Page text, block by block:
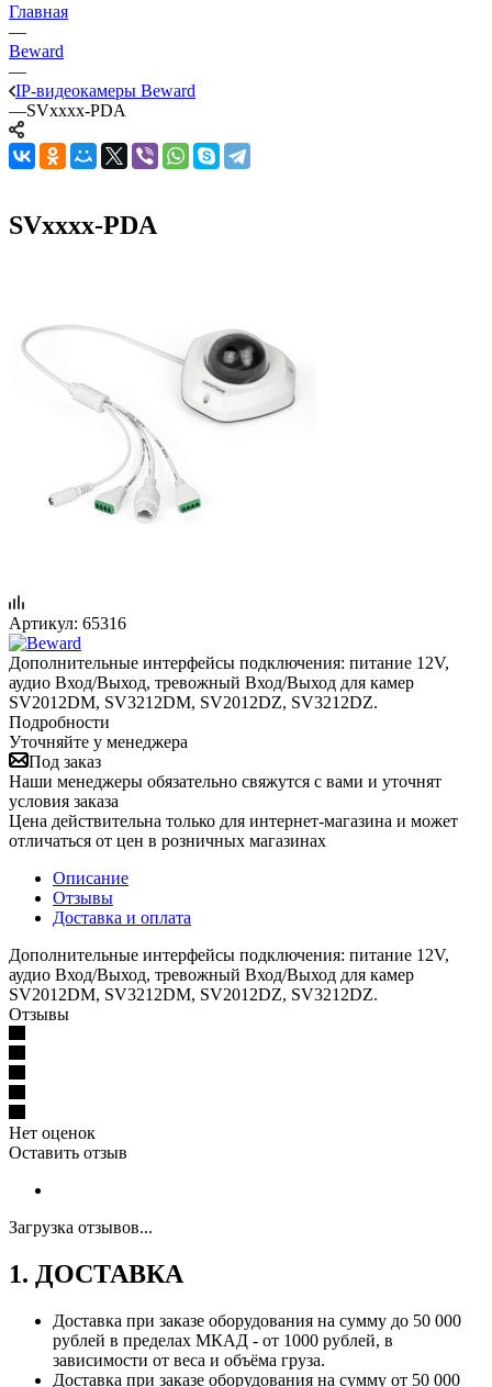
Главная
—
Beward
—
IP-видеокамеры Beward
—SVxxxx-PDA
SVxxxx-PDA
Артикул: 65316
Дополнительные интерфейсы подключения: питание 12V,
аудио Вход/Выход, тревожный Вход/Выход для камер
SV2012DM, SV3212DM, SV2012DZ, SV3212DZ.
Подробности
Уточняйте у менеджера
Под заказ
Наши менеджеры обязательно свяжутся с вами и уточнят
условия заказа
Цена действительна только для интернет-магазина и может
отличаться от цен в розничных магазинах
Описание
Отзывы
Доставка и оплата
Дополнительные интерфейсы подключения: питание 12V,
аудио Вход/Выход, тревожный Вход/Выход для камер
SV2012DM, SV3212DM, SV2012DZ, SV3212DZ.
Отзывы
Нет оценок
Оставить отзыв
Загрузка отзывов...
1. ДОСТАВКА
Доставка при заказе оборудования на сумму до 50 000
рублей в пределах МКАД - от 1000 рублей, в
зависимости от веса и объёма груза.
Доставка при заказе оборудования на сумму от 50 000